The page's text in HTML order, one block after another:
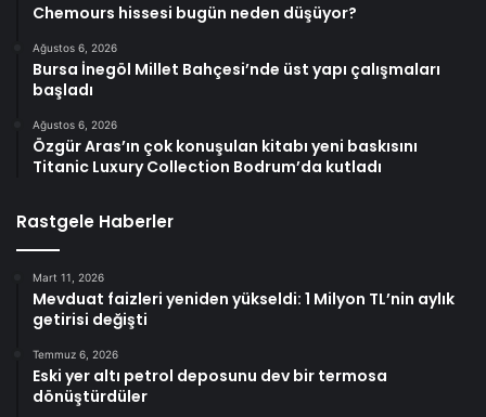
Chemours hissesi bugün neden düşüyor?
Ağustos 6, 2026
Bursa İnegöl Millet Bahçesi’nde üst yapı çalışmaları
başladı
Ağustos 6, 2026
Özgür Aras’ın çok konuşulan kitabı yeni baskısını
Titanic Luxury Collection Bodrum’da kutladı
Rastgele Haberler
Mart 11, 2026
Mevduat faizleri yeniden yükseldi: 1 Milyon TL’nin aylık
getirisi değişti
Temmuz 6, 2026
Eski yer altı petrol deposunu dev bir termosa
dönüştürdüler